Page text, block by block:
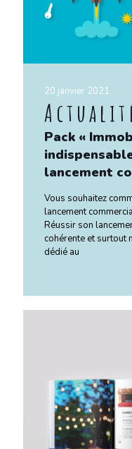
20 janvier 2021
Pack «
lancement
Vous souhaitez
lancement
Réussir son
cohérente et surtout
dédié au